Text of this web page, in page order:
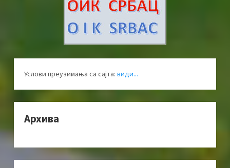
Услови преузимања са сајта: види...
Архива